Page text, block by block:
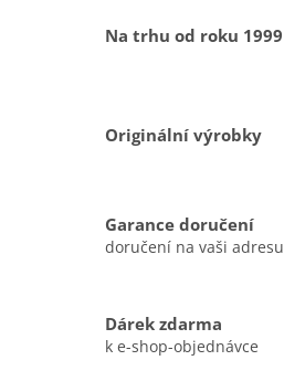
Na trhu od roku 1999
Originální výrobky
Garance doručení
doručení na vaši adresu
Dárek zdarma
k e-shop-objednávce